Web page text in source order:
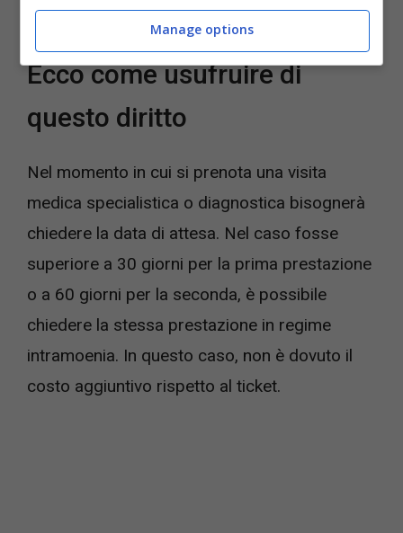
dalle tasse per il 19%.
Ecco come usufruire di
questo diritto
Nel momento in cui si prenota una visita
medica specialistica o diagnostica bisognerà
chiedere la data di attesa. Nel caso fosse
superiore a 30 giorni per la prima prestazione
o a 60 giorni per la seconda, è possibile
chiedere la stessa prestazione in regime
intramoenia. In questo caso, non è dovuto il
costo aggiuntivo rispetto al ticket.
Manage options